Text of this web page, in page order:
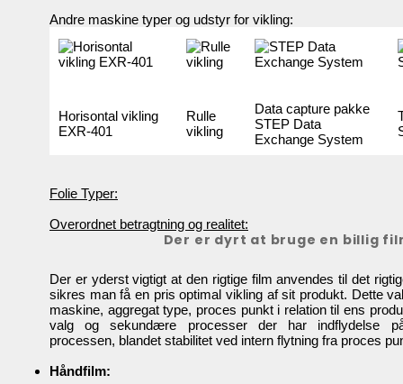
Andre maskine typer og udstyr for vikling:
Horisontal vikling
EXR-401
Rulle
vikling
Data capture pakke
STEP Data
Exchange System
Folie Typer:
Overordnet betragtning og realitet:
Der er dyrt at bruge en billig
Der er yderst vigtigt at den rigtige film anvendes til det
sikres man få en pris optimal vikling af sit produkt. Dette
maskine, aggregat type, proces punkt i relation til ens
valg og sekundære processer der har indflydelse
processen, blandet stabilitet ved intern flytning fra proces
Håndfilm: